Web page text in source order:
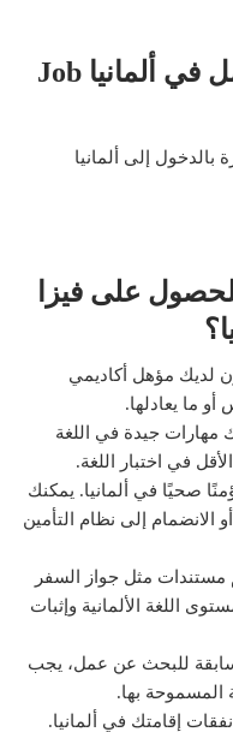
ما هي فيزا البحث عن عمل في ألمانيا Job
إلى ألمانيا
على فيزا
لديك مؤهل أكاديمي
ما يعادلها.
مهارات جيدة في اللغة
صحيًا في ألمانيا. يمكنك
إلى نظام التأمين
مستندات مثل جواز السفر
اللغة الألمانية وإثبات
للبحث عن عمل، يجب
المسموحة بها.
إقامتك في ألمانيا.